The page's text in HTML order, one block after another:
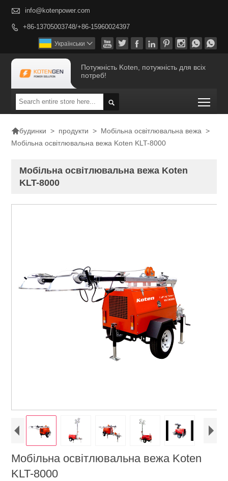
 info@kotenpower.com
 +86-13705003748/+86-15960024397
       
Українськи 
Потужність Koten, потужність для всіх
потреб!

будинки > продукти > Мобільна освітлювальна вежа >
Мобільна освітлювальна вежа Koten KLT-8000
Мобільна освітлювальна вежа Koten
KLT-8000
Мобільна освітлювальна вежа Koten
KLT-8000